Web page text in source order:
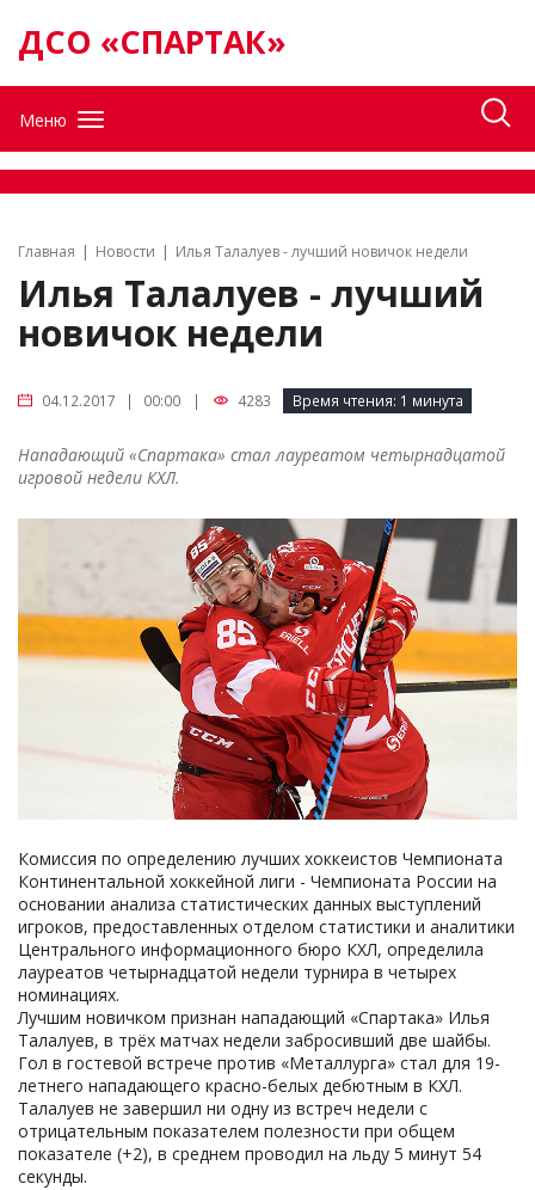
ДСО «СПАРТАК»
Меню
Главная Новости Илья Талалуев - лучший новичок недели
Илья Талалуев - лучший
новичок недели
04.12.2017 | 00:00 | 4283 Время чтения: 1 минута
Нападающий «Спартака» стал лауреатом четырнадцатой
игровой недели КХЛ.
Комиссия по определению лучших хоккеистов Чемпионата
Континентальной хоккейной лиги - Чемпионата России на
основании анализа статистических данных выступлений
игроков, предоставленных отделом статистики и аналитики
Центрального информационного бюро КХЛ, определила
лауреатов четырнадцатой недели турнира в четырех
номинациях.
Лучшим новичком признан нападающий «Спартака» Илья
Талалуев, в трёх матчах недели забросивший две шайбы.
Гол в гостевой встрече против «Металлурга» стал для 19-
летнего нападающего красно-белых дебютным в КХЛ.
Талалуев не завершил ни одну из встреч недели с
отрицательным показателем полезности при общем
показателе (+2), в среднем проводил на льду 5 минут 54
секунды.